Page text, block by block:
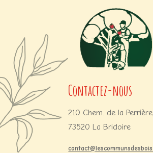
Contactez-nous
210 Chem. de la Perrière,
73520 La Bridoire